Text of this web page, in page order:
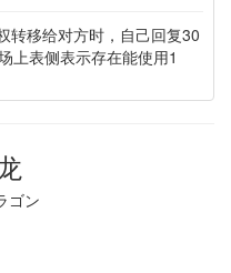
转移给对方时，自己回复30
上表侧表示存在能使用1
ゴン